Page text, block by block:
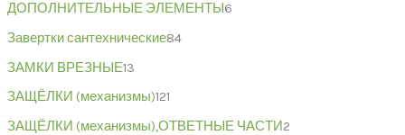
ДОПОЛНИТЕЛЬНЫЕ ЭЛЕМЕНТЫ6
Завертки сантехнические84
ЗАМКИ ВРЕЗНЫЕ13
ЗАЩЁЛКИ (механизмы)121
ЗАЩЁЛКИ (механизмы),ОТВЕТНЫЕ ЧАСТИ2